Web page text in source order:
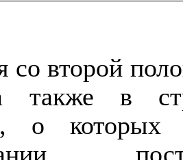
со второй
также в
о которых